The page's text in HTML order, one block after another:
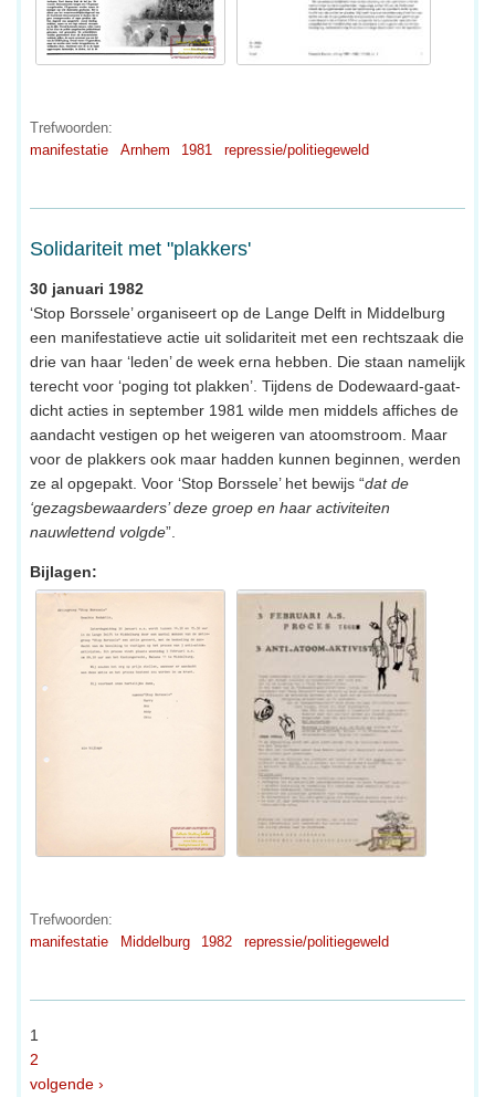
Trefwoorden:
manifestatie
Arnhem 1981 repressie/politiegeweld
Solidariteit met "plakkers'
30 januari 1982
‘Stop Borssele’ organiseert op de Lange Delft in Middelburg
een manifestatieve actie uit solidariteit met een rechtszaak die
drie van haar ‘leden’ de week erna hebben. Die staan namelijk
terecht voor ‘poging tot plakken’. Tijdens de Dodewaard-gaat-
dicht acties in september 1981 wilde men middels affiches de
aandacht vestigen op het weigeren van atoomstroom. Maar
voor de plakkers ook maar hadden kunnen beginnen, werden
ze al opgepakt. Voor ‘Stop Borssele’ het bewijs “dat de
‘gezagsbewaarders’ deze groep en haar activiteiten
nauwlettend volgde”.
Bijlagen:
Trefwoorden:
manifestatie
Middelburg 1982 repressie/politiegeweld
1
2
volgende ›